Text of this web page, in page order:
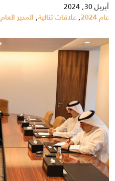
أبريل 30, 2024
عام 2024 , علاقات ثنائية, المدير العام